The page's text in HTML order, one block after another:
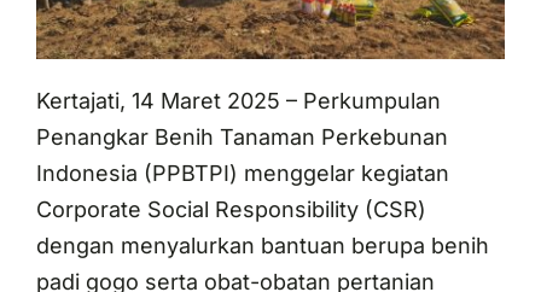
Kertajati, 14 Maret 2025 – Perkumpulan
Penangkar Benih Tanaman Perkebunan
Indonesia (PPBTPI) menggelar kegiatan
Corporate Social Responsibility (CSR)
dengan menyalurkan bantuan berupa benih
padi gogo serta obat-obatan pertanian